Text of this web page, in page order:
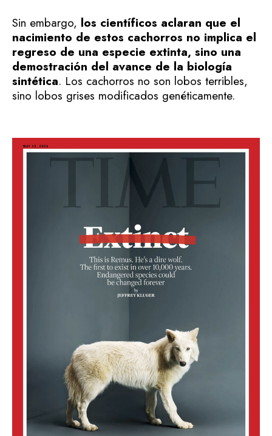
Sin embargo, los científicos aclaran que el
nacimiento de estos cachorros no implica el
regreso de una especie extinta, sino una
demostración del avance de la biología
sintética. Los cachorros no son lobos terribles,
sino lobos grises modificados genéticamente.